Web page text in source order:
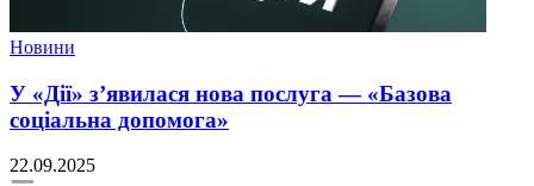
Новини
У «Дії» з’явилася нова послуга — «Базова
соціальна допомога»
22.09.2025